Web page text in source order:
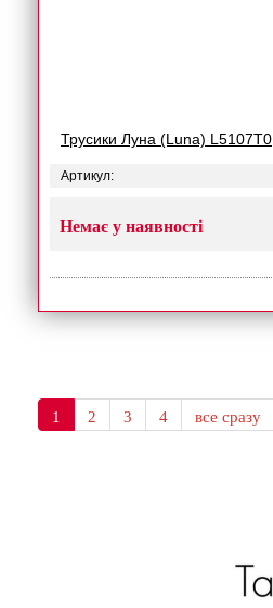
Трусики Луна (Luna) L5107T0
Артикул:
Немає у наявності
1 2 3 4 все сразу